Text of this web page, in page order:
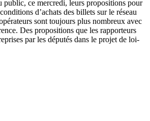
public, ce mercredi, leurs propositions pour
d’achats des billets sur le réseau
sont toujours plus nombreux avec
Des propositions que les rapporteurs
par les députés dans le projet de loi-